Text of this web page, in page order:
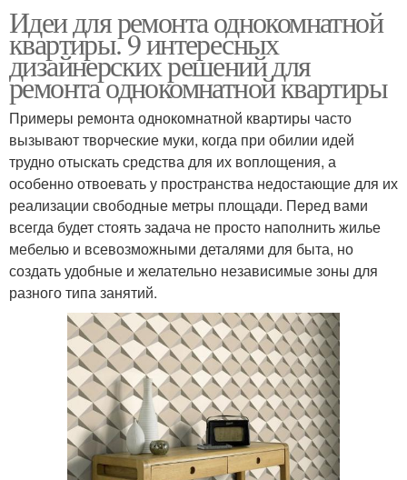
Идеи для ремонта однокомнатной
квартиры. 9 интересных
дизайнерских решений для
ремонта однокомнатной квартиры
Примеры ремонта однокомнатной квартиры часто
вызывают творческие муки, когда при обилии идей
трудно отыскать средства для их воплощения, а
особенно отвоевать у пространства недостающие для их
реализации свободные метры площади. Перед вами
всегда будет стоять задача не просто наполнить жилье
мебелью и всевозможными деталями для быта, но
создать удобные и желательно независимые зоны для
разного типа занятий.